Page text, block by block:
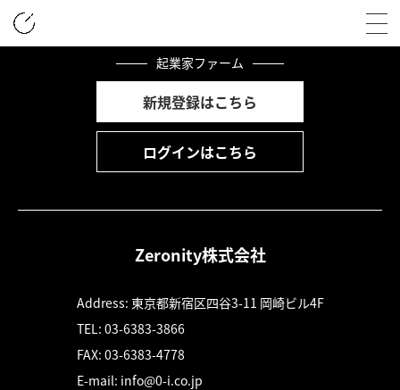
Please fill out the form on the previous page.
起業家ファーム
新規登録はこちら
ログインはこちら
Zeronity株式会社
Address: 東京都新宿区四谷3-11 岡崎ビル4F
TEL: 03-6383-3866
FAX: 03-6383-4778
E-mail: info@0-i.co.jp